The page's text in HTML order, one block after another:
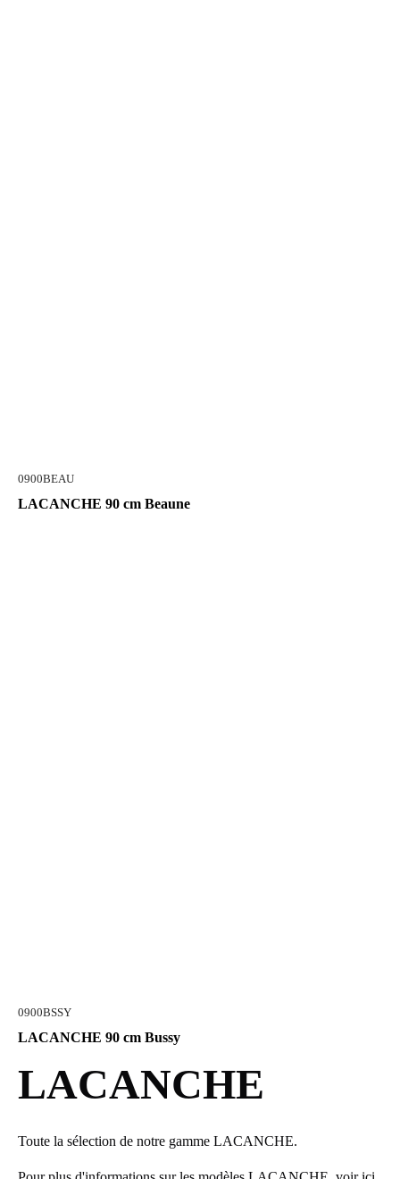
LACANCHE
Toute la sélection de notre gamme LACANCHE.
0900BEAU
LACANCHE 90 cm Beaune
0900BSSY
LACANCHE 90 cm Bussy